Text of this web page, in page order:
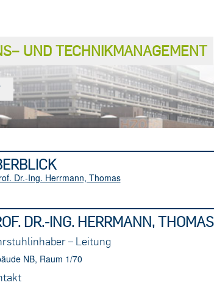
UND TECHNIKMANAGEMENT
Dr.-Ing. Herrmann, Thomas
DR.-ING. HERRMANN, THOMAS
– Leitung
NB, Raum 1/70